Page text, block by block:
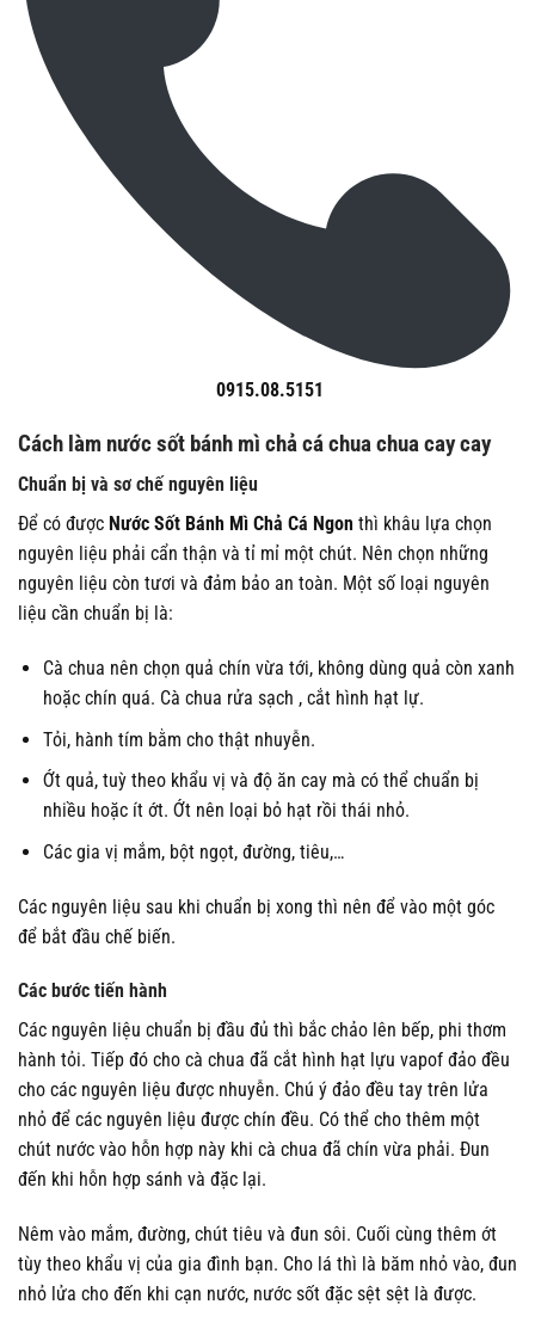
0915.08.5151
Cách làm nước sốt bánh mì chả cá chua chua cay cay
Chuẩn bị và sơ chế nguyên liệu
Để có được Nước Sốt Bánh Mì Chả Cá Ngon thì khâu lựa chọn
nguyên liệu phải cẩn thận và tỉ mỉ một chút. Nên chọn những
nguyên liệu còn tươi và đảm bảo an toàn. Một số loại nguyên
liệu cần chuẩn bị là:
Cà chua nên chọn quả chín vừa tới, không dùng quả còn xanh
hoặc chín quá. Cà chua rửa sạch , cắt hình hạt lự.
Tỏi, hành tím bằm cho thật nhuyễn.
Ớt quả, tuỳ theo khẩu vị và độ ăn cay mà có thể chuẩn bị
nhiều hoặc ít ớt. Ớt nên loại bỏ hạt rồi thái nhỏ.
Các gia vị mắm, bột ngọt, đường, tiêu,…
Các nguyên liệu sau khi chuẩn bị xong thì nên để vào một góc
để bắt đầu chế biến.
Các bước tiến hành
Các nguyên liệu chuẩn bị đầu đủ thì bắc chảo lên bếp, phi thơm
hành tỏi. Tiếp đó cho cà chua đã cắt hình hạt lựu vapof đảo đều
cho các nguyên liệu được nhuyễn. Chú ý đảo đều tay trên lửa
nhỏ để các nguyên liệu được chín đều. Có thể cho thêm một
chút nước vào hỗn hợp này khi cà chua đã chín vừa phải. Đun
đến khi hỗn hợp sánh và đặc lại.
Nêm vào mắm, đường, chút tiêu và đun sôi. Cuối cùng thêm ớt
tùy theo khẩu vị của gia đình bạn. Cho lá thì là băm nhỏ vào, đun
nhỏ lửa cho đến khi cạn nước, nước sốt đặc sệt sệt là được.